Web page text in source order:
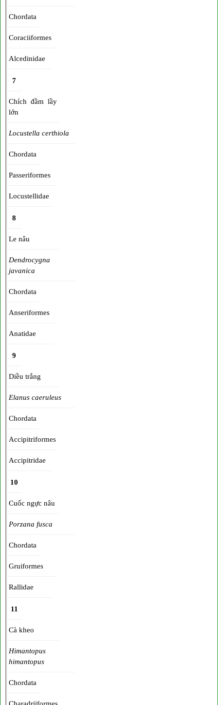
Chordata
Coraciiformes
Alcedinidae
7
Chích đầm lầy
lớn
Locustella certhiola
Chordata
Passeriformes
Locustellidae
8
Le nâu
Dendrocygna
javanica
Chordata
Anseriformes
Anatidae
9
Diều trắng
Elanus caeruleus
Chordata
Accipitriformes
Accipitridae
10
Cuốc ngực nâu
Porzana fusca
Chordata
Gruiformes
Rallidae
11
Cà kheo
Himantopus
himantopus
Chordata